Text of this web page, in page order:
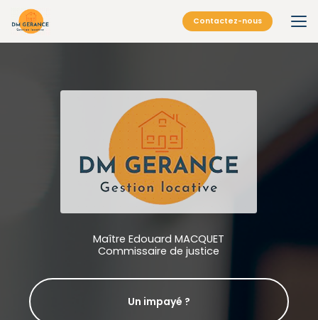
au
contenu
principal
Contactez-nous
Maître Edouard MACQUET
Commissaire de justice
Un impayé ?